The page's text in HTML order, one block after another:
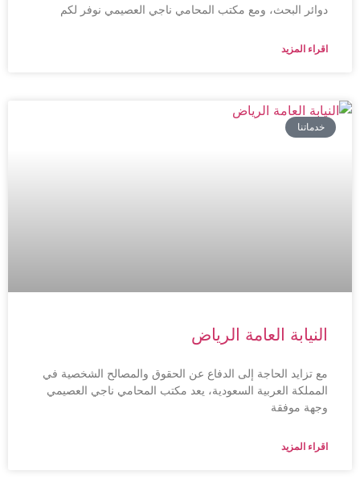
دوائر البحث، ومع مكتب المحامي ناجي العصيمي نوفر لكم
اقراء المزيد
خدماتنا
النيابة العامة الرياض
مع تزايد الحاجة إلى الدفاع عن الحقوق والمصالح الشخصية في
المملكة العربية السعودية، يعد مكتب المحامي ناجي العصيمي
وجهة موفقة
اقراء المزيد